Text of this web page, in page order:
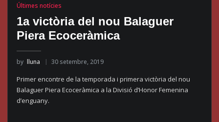
Últimes notícies
1a victòria del nou Balaguer
Piera Ecoceràmica
by lluna 30 setembre, 2019
Primer encontre de la temporada i primera victòria del nou
Balaguer Piera Ecoceràmica a la Divisió d’Honor Femenina
d’enguany.